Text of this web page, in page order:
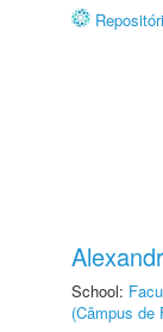
School:
(Câmpus de